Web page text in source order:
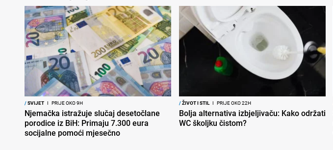
/SVIJET I PRIJE OKO 9H
Njemačka istražuje slučaj desetočlane
porodice iz BiH: Primaju 7.300 eura
socijalne pomoći mjesečno
/ŽIVOT I STIL I PRIJE OKO 22H
Bolja alternativa izbjeljivaču: Kako održati
WC školjku čistom?